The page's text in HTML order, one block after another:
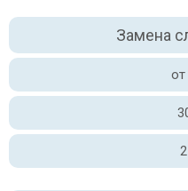
Замена
от